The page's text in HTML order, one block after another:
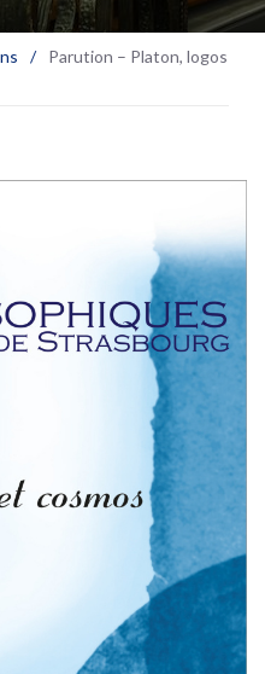
/
Parution – Platon, logos